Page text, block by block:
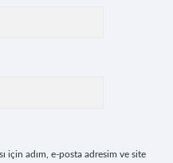
için adım, e-posta adresim ve site